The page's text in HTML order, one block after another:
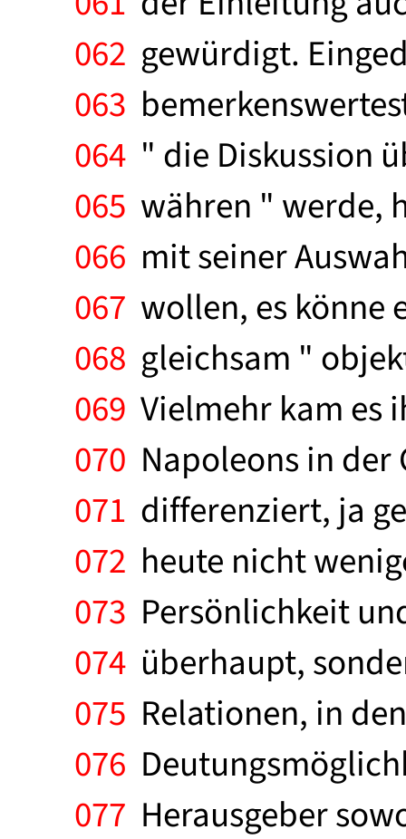
062 gewürdigt.
063
064 " die Diskussion
065 währen " werde,
066 mit seiner
067 wollen, es
068 gleichsam "
069 Vielmehr kam es
070 Napoleons in
071 differenziert, ja
072 heute nicht
073 Persönlichkeit
074 überhaupt,
075 Relationen, in
076
077 Herausgeber